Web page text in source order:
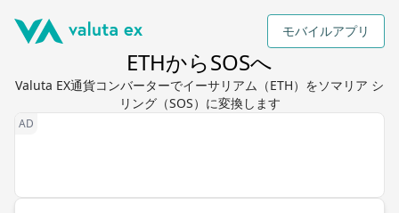
モバイルアプリ
ETHからSOSへ
Valuta EX通貨コンバーターでイーサリアム（ETH）をソマリア シ
リング（SOS）に変換します